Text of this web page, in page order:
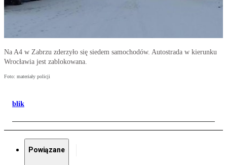
Na A4 w Zabrzu zderzyło się siedem samochodów. Autostrada w kierunku
Wrocławia jest zablokowana.
Foto: materiały policji
blik
Powiązane